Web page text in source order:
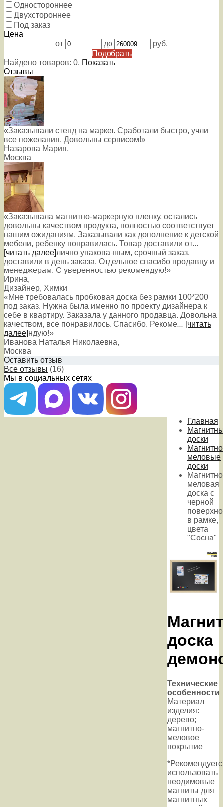
Одностороннее
Двухстороннее
Под заказ
Цена
от
до
руб.
Подобрать
Найдено товаров: 0. Показать
Отзывы
«Заказывали стенд на маркет. Сработали быстро, учли
все пожелания. Довольны сервисом!»
Назарова Мария,
Москва
«Заказывала магнитно-маркерную пленку, остались
довольны качеством продукта, полностью соответствует
нашим ожиданиям. Заказывали как дополнение к детской
мебели, ребенку понравилась. Товар доставили от...
[читать далее]лично упакованным, срочный заказ,
доставили в день заказа. Отдельное спасибо продавцу и
менеджерам. С уверенностью рекомендую!»
Ирина,
Дизайнер, Химки
«Мне требовалась пробковая доска без рамки 100*200
под заказ. Нужна была именно по проекту дизайнера к
себе в квартиру. Заказала у данного продавца. Довольна
качеством, все понравилось. Спасибо. Рекоме... [читать
далее]ндую!»
Иванова Наталья Николаевна,
Москва
Оставить отзыв
Все отзывы (16)
Мы в социальных сетях
Главная
доски
меловые
доски
меловая
доска с
черной
в рамке,
цвета
"Сосна"
доска
Технические
особенности
Материал
изделия:
дерево;
магнитно-
меловое
покрытие
использовать
неодимовые
магниты для
магнитных